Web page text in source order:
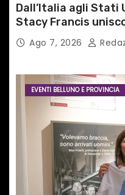
Dall’Italia agli Stati
Stacy Francis
tecnologia in un
internazionale”
Ago 7, 2026
EVENTI BELLUNO E PROVINCIA